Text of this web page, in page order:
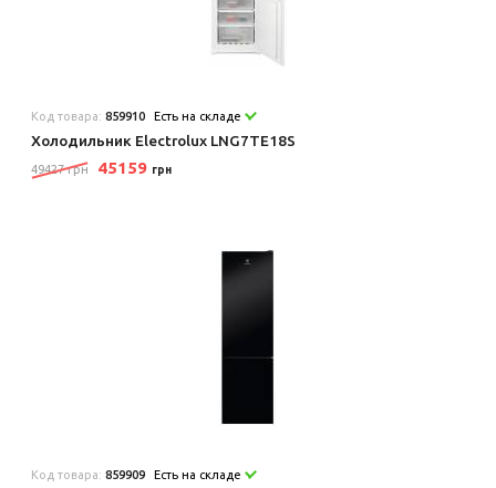
Код товара:859910 Есть на складе
Холодильник Electrolux LNG7TE18S
49427 грн 45159 грн
Код товара:859909 Есть на складе